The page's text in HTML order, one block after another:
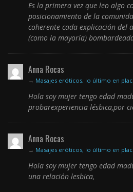
Es la primera vez que leo algo
posicionamiento de la
coherente cada explicación del
(como la mayoría)
Anna Rocas
→ Masajes eróticos, lo último en
Hola soy mujer tengo edad
probarexperiencia lésbica,por
Anna Rocas
→ Masajes eróticos, lo último en
Hola soy mujer tengo edad
una relación lesbica,